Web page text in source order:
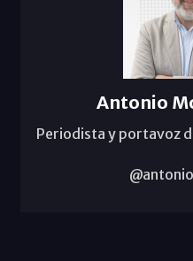
Antonio
Periodista y portavoz